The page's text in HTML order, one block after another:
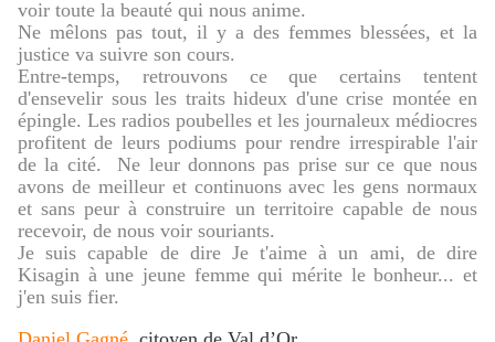
voir toute la beauté qui nous anime.
Ne mêlons pas tout, il y a des femmes blessées, et la
justice va suivre son cours.
Entre-temps, retrouvons ce que certains tentent
d'ensevelir sous les traits hideux d'une crise montée en
épingle. Les radios poubelles et les journaleux médiocres
profitent de leurs podiums pour rendre irrespirable l'air
de la cité. Ne leur donnons pas prise sur ce que nous
avons de meilleur et continuons avec les gens normaux
et sans peur à construire un territoire capable de nous
recevoir, de nous voir souriants.
Je suis capable de dire Je t'aime à un ami, de dire
Kisagin à une jeune femme qui mérite le bonheur... et
j'en suis fier.